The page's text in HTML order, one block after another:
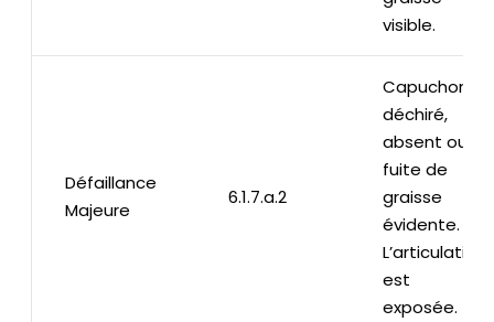
visible.
Défaillance
Majeure
6.1.7.a.2
Capuchon
déchiré,
absent ou
fuite de
graisse
évidente.
L’articulation
est
exposée.